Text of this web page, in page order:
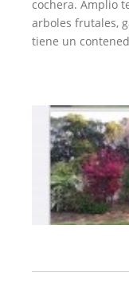
cochera. Amplio
arboles frutales,
tiene un